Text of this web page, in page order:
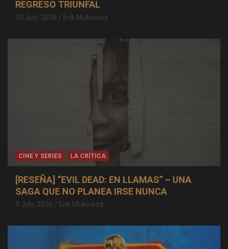
REGRESO TRIUNFAL
30 July, 2026 Erik Mukowoz
CINE Y SERIES LA CRÍTICA
[RESEÑA] “EVIL DEAD: EN LLAMAS” – UNA
SAGA QUE NO PLANEA IRSE NUNCA
9 July, 2026 Erik Mukowoz